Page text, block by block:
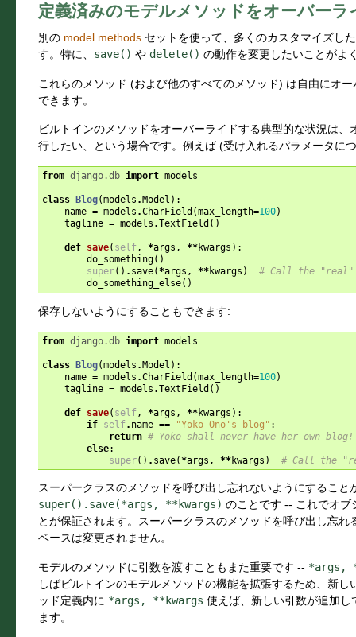
定義済みのモデルメソッドをオーバーラ
別の model methods セットを使って、多くのカスタマイズし
す。特に、 save() や delete() の動作を変更したいことがよ
これらのメソッド (および他のすべてのメソッド) は自由にオ
できます。
ビルトインのメソッドをオーバーライドする典型的な状況は
行したい、という場合です。例えば (受け入れるパラメータに
from django.db import models
class Blog(models . Model ):
name = models .CharField (max_length=100)
tagline = models .TextField ()
def save( self, *args , **kwargs ):
do_something()
super() . save(*args , **kwargs )
# Call the "real"
do_something_else()
保存しないようにすることもできます:
from django.db import models
class Blog(models .Model ):
name = models .CharField (max_length=100)
tagline = models .TextField ()
def save( self, *args , **kwargs ):
if self. name == "Yoko Ono's blog" :
return # Yoko shall never have her own blog!
else:
super() . save(*args , **kwargs ) # Call the
スーパークラスのメソッドを呼び出し忘れないようにすること
super().save(*args,
**kwargs) のことです -- これでオブ
とが保証されます。スーパークラスのメソッドを呼び出し忘
ベースは変更されません。
モデルのメソッドに引数を渡すこともまた重要です -- *args,
しばビルトインのモデルメソッドの機能を拡張するため、新
ッド定義内に *args, **kwargs 使えば、新しい引数が追加
ます。